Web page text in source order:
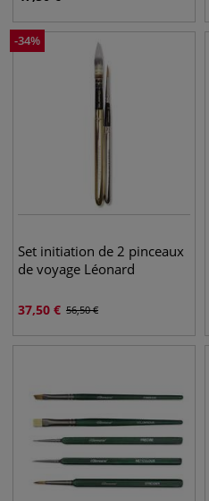
-34%
Set initiation de 2 pinceaux
de voyage Léonard
37,50 € 56,50€